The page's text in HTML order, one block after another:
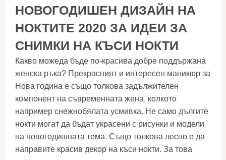
НОВОГОДИШЕН ДИЗАЙН НА
НОКТИТЕ 2020 ЗА ИДЕИ ЗА
СНИМКИ НА КЪСИ НОКТИ
Какво можеда бъде по-красива добре поддържана
женска ръка? Прекрасният и интересен маникюр за
Нова година е също толкова задължителен
компонент на съвременната жена, колкото
например снежнобялата усмивка. Не само дългите
нокти могат да бъдат украсени с рисунки и модели
на новогодишната тема. Също толкова лесно е да
направите красив декор на къси нокти. За това